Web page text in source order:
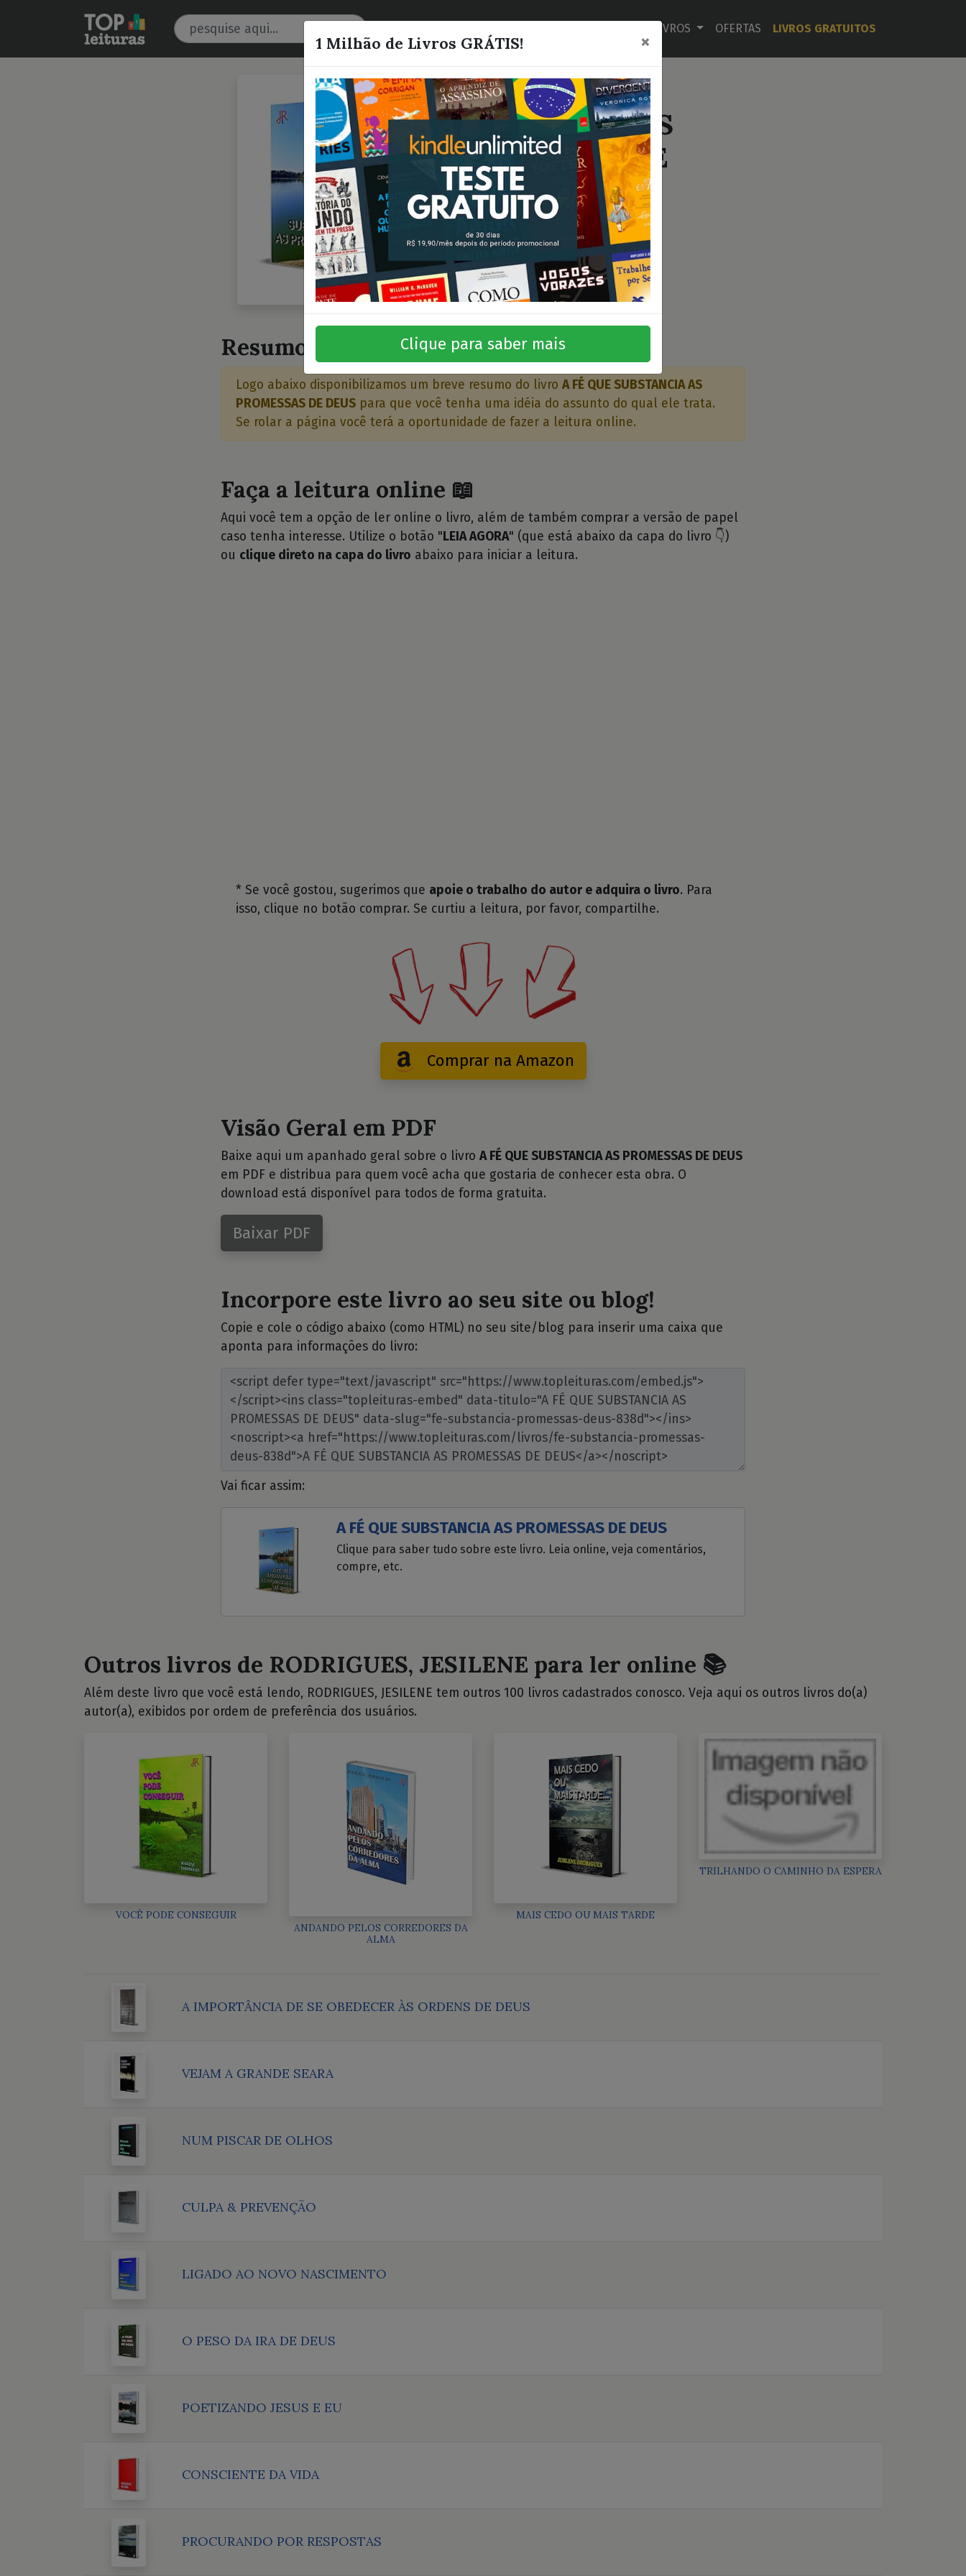
LIVROS OFERTAS LIVROS GRATUITOS
A FÉ QUE
SUBSTANCIA AS
PROMESSAS DE
DEUS
RODRIGUES, JESILENE
Quero este livro!
Resumo do livro 🤔
Logo abaixo disponibilizamos um breve resumo do livro A FÉ QUE SUBSTANCIA AS
PROMESSAS DE DEUS para que você tenha uma idéia do assunto do qual ele trata.
Se rolar a página você terá a oportunidade de fazer a leitura online.
Faça a leitura online 📖
Aqui você tem a opção de ler online o livro, além de também comprar a versão de papel
caso tenha interesse. Utilize o botão " LEIA AGORA" (que está abaixo da capa do livro 👇)
ou clique direto na capa do livro abaixo para iniciar a leitura.
* Se você gostou, sugerimos que apoie o trabalho do autor e adquira o livro. Para
isso, clique no botão comprar. Se curtiu a leitura, por favor, compartilhe.
Comprar na Amazon
Visão Geral em PDF
Baixe aqui um apanhado geral sobre o livro A FÉ QUE SUBSTANCIA AS PROMESSAS DE DEUS
em PDF e distribua para quem você acha que gostaria de conhecer esta obra. O
download está disponível para todos de forma gratuita.
Baixar PDF
Incorpore este livro ao seu site ou blog!
Copie e cole o código abaixo (como HTML) no seu site/blog para inserir uma caixa que
aponta para informações do livro:
Vai ficar assim:
A FÉ QUE SUBSTANCIA AS PROMESSAS DE DEUS
Clique para saber tudo sobre este livro. Leia online, veja comentários,
compre, etc.
Outros livros de RODRIGUES, JESILENE para ler online 📚
Além deste livro que você está lendo, RODRIGUES, JESILENE tem outros 100 livros cadastrados conosco. Veja aqui os outros livros do(a)
autor(a), exibidos por ordem de preferência dos usuários.
VOCÊ PODE CONSEGUIR
ANDANDO PELOS CORREDORES DA
ALMA
MAIS CEDO OU MAIS TARDE
TRILHANDO O CAMINHO DA ESPERA
A IMPORTÂNCIA DE SE OBEDECER ÀS ORDENS DE DEUS
VEJAM A GRANDE SEARA
NUM PISCAR DE OLHOS
CULPA & PREVENÇÃO
LIGADO AO NOVO NASCIMENTO
O PESO DA IRA DE DEUS
POETIZANDO JESUS E EU
CONSCIENTE DA VIDA
PROCURANDO POR RESPOSTAS
1 Milhão de Livros GRÁTIS! ×
Clique para saber mais